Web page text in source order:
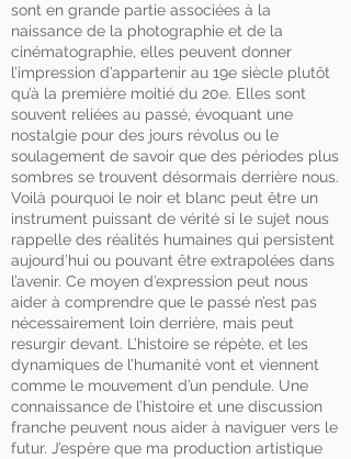
sont en grande partie associées à la
naissance de la photographie et de la
cinématographie, elles peuvent donner
l’impression d’appartenir au 19e siècle plutôt
qu’à la première moitié du 20e. Elles sont
souvent reliées au passé, évoquant une
nostalgie pour des jours révolus ou le
soulagement de savoir que des périodes plus
sombres se trouvent désormais derrière nous.
Voilà pourquoi le noir et blanc peut être un
instrument puissant de vérité si le sujet nous
rappelle des réalités humaines qui persistent
aujourd’hui ou pouvant être extrapolées dans
l’avenir. Ce moyen d’expression peut nous
aider à comprendre que le passé n’est pas
nécessairement loin derrière, mais peut
resurgir devant. L’histoire se répète, et les
dynamiques de l’humanité vont et viennent
comme le mouvement d’un pendule. Une
connaissance de l’histoire et une discussion
franche peuvent nous aider à naviguer vers le
futur. J’espère que ma production artistique